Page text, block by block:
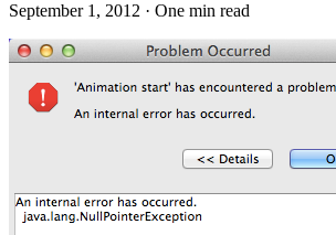
September 1, 2012 · One min read